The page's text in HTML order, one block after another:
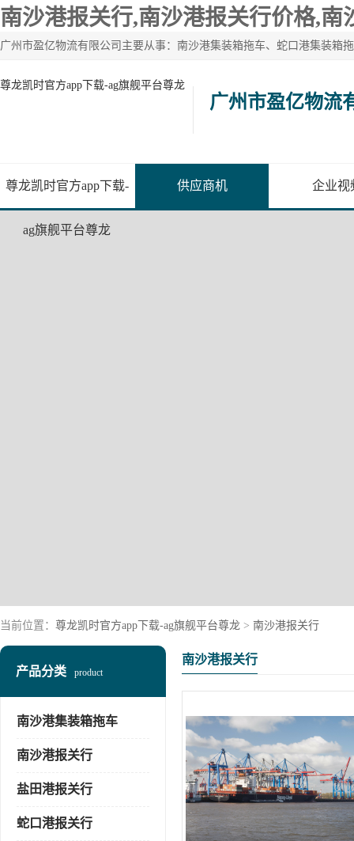
南沙港报关行,南沙港报关行价格,
尊龙凯时官方app下载-ag旗舰平台尊龙
广州市盈亿物流
尊龙凯时官方app下载-
ag旗舰平台尊龙
供应商机 企业视
当前位置： 尊龙凯时官方app下载-ag旗舰平台尊龙 > 南沙港报关行
产品分类 product
南沙港集装箱拖车
南沙港报关行
盐田港报关行
蛇口港报关行
南沙港报关行